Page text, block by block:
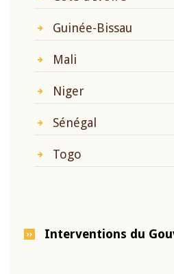
Guinée-Bissau
Mali
Niger
Sénégal
Togo
Interventions du